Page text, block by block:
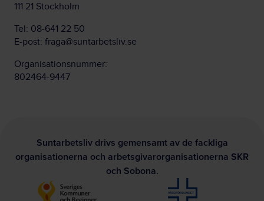
111 21 Stockholm
Tel: 08-641 22 50
E-post: fraga@suntarbetsliv.se
Organisationsnummer:
802464-9447
Suntarbetsliv drivs gemensamt av de fackliga
organisationerna och arbetsgivarorganisationerna SKR
och Sobona.